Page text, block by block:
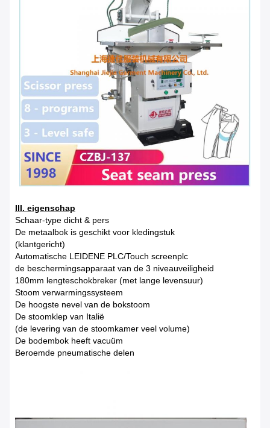
III. eigenschap
Schaar-type dicht & pers
De metaalbok is geschikt voor kledingstuk
(klantgericht)
Automatische LEIDENE PLC/Touch screenplc
de beschermingsapparaat van de 3 niveauveiligheid
180mm lengteschokbreker (met lange levensuur)
Stoom verwarmingssysteem
De hoogste nevel van de bokstoom
De stoomklep van Italië
(de levering van de stoomkamer veel volume)
De bodembok heeft vacuüm
Beroemde pneumatische delen